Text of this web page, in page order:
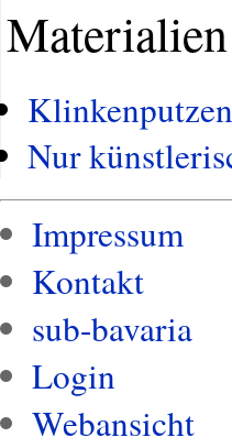
Materialien
Nur
Impressum
Kontakt
sub-bavaria
Login
Webansicht